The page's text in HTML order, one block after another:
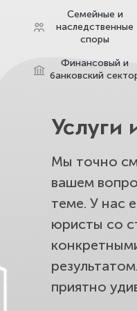
Семейные и
наследственные
споры
Финансовый и
банковский
Услуги
Мы точно
вашем
теме. У нас
юристы со
приятно